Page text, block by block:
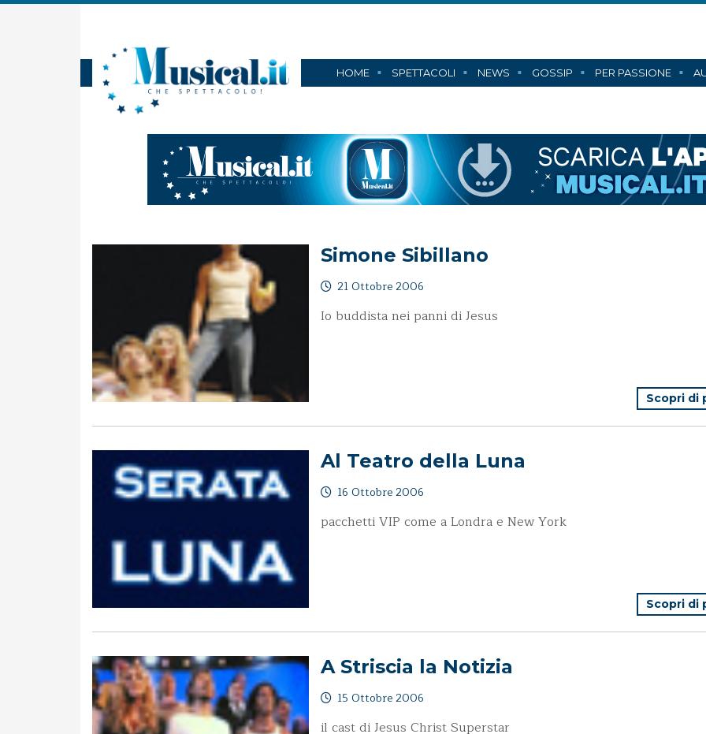
HOME SPETTACOLI NEWS GOSSIP PER PASSIONE
Simone Sibillano
21 Ottobre 2006
Io buddista nei panni di Jesus
Scopri di
Al Teatro della Luna
16 Ottobre 2006
pacchetti VIP come a Londra e New York
Scopri di
A Striscia la Notizia
15 Ottobre 2006
il cast di Jesus Christ Superstar